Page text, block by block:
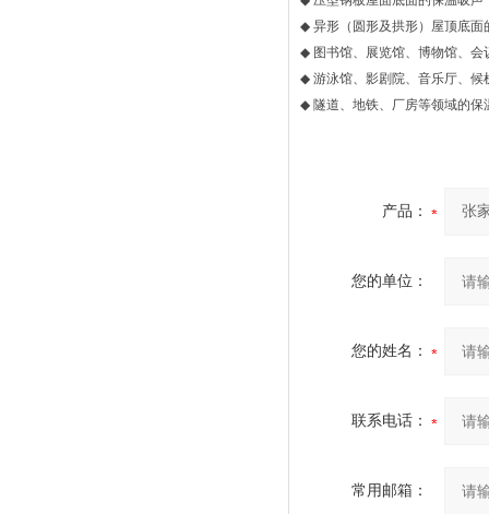
◆ 异形（圆形及拱形）屋顶底面
◆ 图书馆、展览馆、博物馆、
◆ 游泳馆、影剧院、音乐厅、
◆ 隧道、地铁、厂房等领域的保
产品：
您的单位：
您的姓名：
联系电话：
常用邮箱：